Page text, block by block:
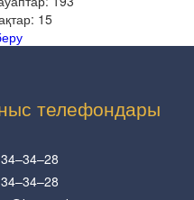
15
телефондары